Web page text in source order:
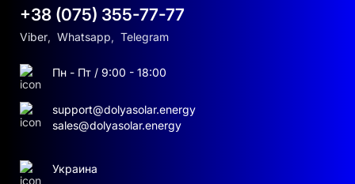
Габариты (без монтажной планки):
404×547×141 мм; масса ≈44 кг
Сертификации: UN38.3, MSDS, CE, CB,
VDE2510-50, FCC, UL1973, UL9540A, CEC
Локальная индикация Pro-E:
примерно 0–20–40–60–80–100%
+38 (075) 355-77-77
Viber, Whatsapp, Telegram
Пн - Пт / 9:00 - 18:00
support@dolyasolar.energy
sales@dolyasolar.energy
Украина